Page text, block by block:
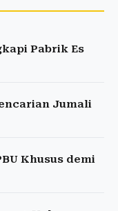
Pabrik Es
Jumali
Khusus demi